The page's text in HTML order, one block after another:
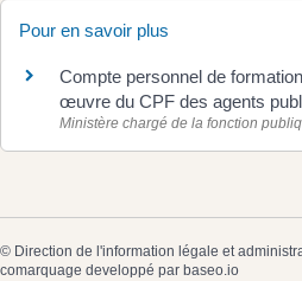
Pour en savoir plus
Compte personnel de
œuvre du CPF des agents
Ministère chargé de la fonction
© Direction de l'information légale et
comarquage developpé par baseo.io